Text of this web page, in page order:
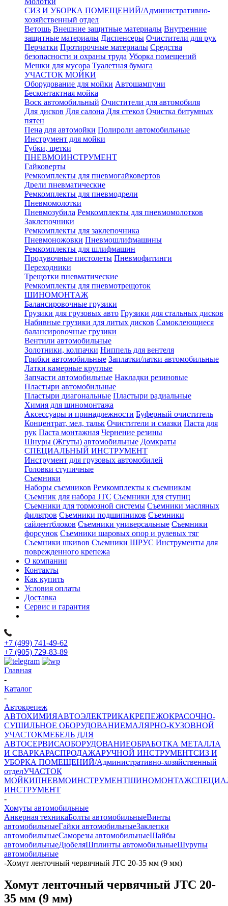
СИЗ И УБОРКА ПОМЕЩЕНИЙ/Административно-
хозяйственный отдел
Ветошь Внешние защитные материалы Внутренние
защитные материалы Диспенсеры Очистители для рук
Перчатки Протирочные материалы Средства
безопасности и охраны труда Уборка помещений
Мешки для мусора Туалетная бумага
УЧАСТОК МОЙКИ
Оборудование для мойки Автошампуни
Бесконтактная мойка
Воск автомобильный Очистители для автомобиля
Для дисков Для салона Для стекол Очистка битумных
пятен
Пена для автомойки Полироли автомобильные
Инструмент для мойки
Губки, щетки
ПНЕВМОИНСТРУМЕНТ
Гайковерты
Ремкомплекты для пневмогайковертов
Дрели пневматические
Ремкомплекты для пневмодрели
Пневмомолотки
Пневмозубила Ремкомплекты для пневмомолотков
Заклепочники
Ремкомплекты для заклепочника
Пневмоножовки Пневмошлифмашины
Ремкомплекты для шлифмашин
Продувочные пистолеты Пневмофитинги
Переходники
Трещотки пневматические
Ремкомплекты для пневмотрещоток
ШИНОМОНТАЖ
Балансировочные грузики
Грузики для грузовых авто Грузики для стальных дисков
Набивные грузики для литых дисков Самоклеющиеся
балансировочные грузики
Вентили автомобильные
Золотники, колпачки Ниппель для вентеля
Грибки автомобильные Заплатки/латки автомобильные
Латки камерные круглые
Запчасти автомобильные Накладки резиновые
Пластыри автомобильные
Пластыри диагональные Пластыри радиальные
Химия для шиномонтажа
Аксессуары и принадлежности Буферный очиститель
Концентрат, мел, тальк Очистители и смазки Паста для
рук Паста монтажная Чернение резины
Шнуры (Жгуты) автомобильные Домкраты
СПЕЦИАЛЬНЫЙ ИНСТРУМЕНТ
Инструмент для грузовых автомобилей
Головки ступичные
Съемники
Наборы съемников Ремкомплекты к съемникам
Съемник для набора JTC Съемники для ступиц
Съемники для тормозной системы Съемники масляных
фильтров Съемники подшипников Съемники
сайлентблоков Съемники универсальные Съемники
форсунок Съемники шаровых опор и рулевых тяг
Съемники шкивов Съемники ШРУС Инструменты для
поврежденного крепежа
О компании
Контакты
Как купить
Условия оплаты
Доставка
Сервис и гарантия
+7 (499) 741-49-62
+7 (905) 729-83-89
Главная
-
Каталог
-
Автокрепеж
АВТОХИМИЯАВТОЭЛЕКТРИКАКРЕПЕЖОКРАСОЧНО-
СУШИЛЬНОЕ ОБОРУДОВАНИЕМАЛЯРНО-КУЗОВНОЙ
УЧАСТОКМЕБЕЛЬ ДЛЯ
АВТОСЕРВИСАОБОРУДОВАНИЕОБРАБОТКА МЕТАЛЛА
И СВАРКАРАСПРОДАЖАРУЧНОЙ ИНСТРУМЕНТСИЗ И
УБОРКА ПОМЕЩЕНИЙ/Административно-хозяйственный
отделУЧАСТОК
МОЙКИПНЕВМОИНСТРУМЕНТШИНОМОНТАЖ
ИНСТРУМЕНТ
-
Хомуты автомобильные
Анкерная техникаБолты автомобильныеВинты
автомобильныеГайки автомобильныеЗаклепки
автомобильныеСаморезы автомобильныеШайбы
автомобильныеДюбеляШплинты автомобильныеШурупы
автомобильные
-Хомут ленточный червячный JTC 20-35 мм (9 мм)
Хомут ленточный червячный JTC 20-
35 мм (9 мм)